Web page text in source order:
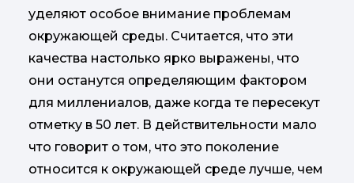
уделяют особое внимание проблемам
окружающей среды. Считается, что эти
качества настолько ярко выражены, что
они останутся определяющим фактором
для миллениалов, даже когда те пересекут
отметку в 50 лет. В действительности мало
что говорит о том, что это поколение
относится к окружающей среде лучше, чем